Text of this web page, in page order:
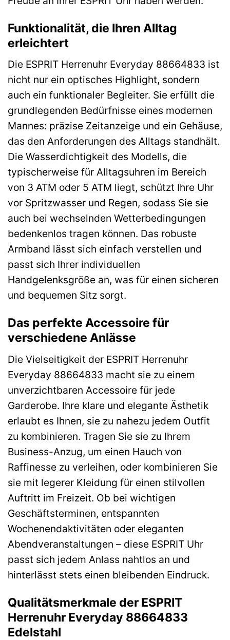
Funktionalität, die Ihren Alltag
erleichtert
Die ESPRIT Herrenuhr Everyday 88664833 ist
nicht nur ein optisches Highlight, sondern
auch ein funktionaler Begleiter. Sie erfüllt die
grundlegenden Bedürfnisse eines modernen
Mannes: präzise Zeitanzeige und ein Gehäuse,
das den Anforderungen des Alltags standhält.
Die Wasserdichtigkeit des Modells, die
typischerweise für Alltagsuhren im Bereich
von 3 ATM oder 5 ATM liegt, schützt Ihre Uhr
vor Spritzwasser und Regen, sodass Sie sie
auch bei wechselnden Wetterbedingungen
bedenkenlos tragen können. Das robuste
Armband lässt sich einfach verstellen und
passt sich Ihrer individuellen
Handgelenksgröße an, was für einen sicheren
und bequemen Sitz sorgt.
Das perfekte Accessoire für
verschiedene Anlässe
Die Vielseitigkeit der ESPRIT Herrenuhr
Everyday 88664833 macht sie zu einem
unverzichtbaren Accessoire für jede
Garderobe. Ihre klare und elegante Ästhetik
erlaubt es Ihnen, sie zu nahezu jedem Outfit
zu kombinieren. Tragen Sie sie zu Ihrem
Business-Anzug, um einen Hauch von
Raffinesse zu verleihen, oder kombinieren Sie
sie mit legerer Kleidung für einen stilvollen
Auftritt im Freizeit. Ob bei wichtigen
Geschäftsterminen, entspannten
Wochenendaktivitäten oder eleganten
Abendveranstaltungen – diese ESPRIT Uhr
passt sich jedem Anlass nahtlos an und
hinterlässt stets einen bleibenden Eindruck.
Qualitätsmerkmale der ESPRIT
Herrenuhr Everyday 88664833
Edelstahl